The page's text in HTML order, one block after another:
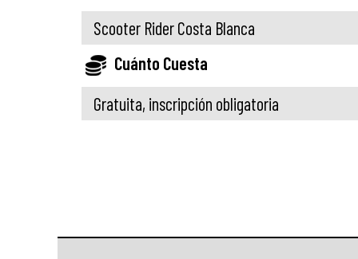
Scooter Rider Costa Blanca
Cuánto Cuesta
Gratuita, inscripción obligatoria